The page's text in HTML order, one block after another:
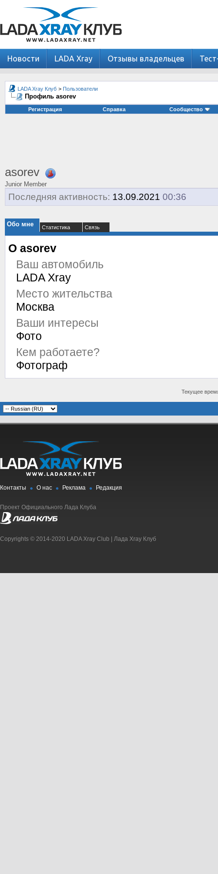
Новости LADA Xray Отзывы владельцев
LADA Xray Клуб > Пользователи
Профиль asorev
Регистрация Справка Сообщество
asorev
Junior Member
Последняя активность: 13.09.2021 00:36
Обо мне Статистика Связь
О asorev
Ваш автомобиль
LADA Xray
Место жительства
Москва
Ваши интересы
Фото
Кем работаете?
Фотограф
Текущее
Контакты О нас Реклама Редакция
Проект Официального Лада Клуба
Copyrights © 2014-2020 LADA Xray Club | Лада Xray Клуб